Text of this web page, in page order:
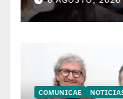
FÚTBOL»
COMUNICAE